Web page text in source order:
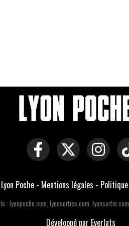
Poche - Mentions légales -
: lyonpoche.com lyonsorties.com lyonsortie.com
Développé par Everlats